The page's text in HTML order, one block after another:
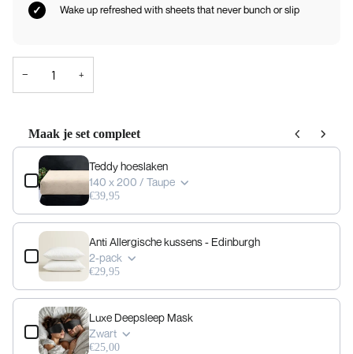
Wake up refreshed with sheets that never bunch or slip
− +
Maak je set compleet
Use the Previous and Next buttons to navigate through product add-ons, or
Teddy hoeslaken
140 x 200 / Taupe
€39,95
Anti Allergische kussens - Edinburgh
2-pack
€29,95
Luxe Deepsleep Mask
Zwart
€25,00